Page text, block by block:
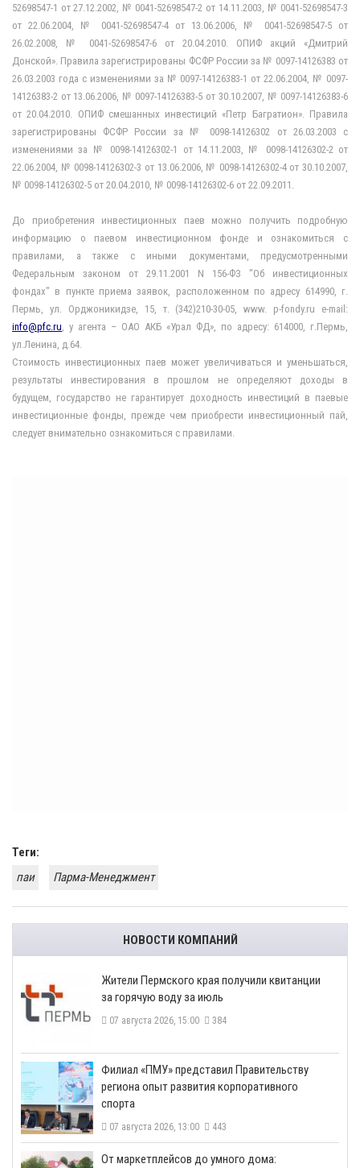
52698547-1 от 27.12.2002, № 0041-52698547-2 от 14.11.2003, № 0041-52698547-3
от 22.06.2004, № 0041-52698547-4 от 13.06.2006, № 0041-52698547-5 от
26.02.2008, № 0041-52698547-6 от 20.04.2010. ОПИФ акций «Дмитрий
Донской». Правила зарегистрированы ФСФР России за № 0097-14126383 от
26.03.2003 года с изменениями за № 0097-14126383-1 от 22.06.2004, № 0097-
14126383-2 от 13.06.2006, № 0097-14126383-5 от 30.10.2007, № 0097-14126383-6
от 20.04.2010. ОПИФ смешанных инвестиций «Петр Багратион». Правила
зарегистрированы ФСФР России за № 0098-14126302 от 26.03.2003 с
изменениями за № 0098-14126302-1 от 14.11.2003, № 0098-14126302-2 от
22.06.2004, № 0098-14126302-3 от 13.06.2006, № 0098-14126302-4 от 30.10.2007,
№ 0098-14126302-5 от 20.04.2010, № 0098-14126302-6 от 22.09.2011.
До приобретения инвестиционных паев можно получить подробную
информацию о паевом инвестиционном фонде и ознакомиться с
правилами, а также с иными документами, предусмотренными
Федеральным законом от 29.11.2001 N 156-ФЗ "Об инвестиционных
фондах" в пункте приема заявок, расположенном по адресу 614990, г.
Пермь, ул. Орджоникидзе, 15, т. (342)210-30-05, www. p-fondy.ru e-mail:
info@pfc.ru, у агента – ОАО АКБ «Урал ФД», по адресу: 614000, г.Пермь,
ул.Ленина, д.64.
Стоимость инвестиционных паев может увеличиваться и уменьшаться,
результаты инвестирования в прошлом не определяют доходы в
будущем, государство не гарантирует доходность инвестиций в паевые
инвестиционные фонды, прежде чем приобрести инвестиционный пай,
следует внимательно ознакомиться с правилами.
Теги:
паи
Парма-Менеджмент
НОВОСТИ КОМПАНИЙ
​Жители Пермского края получили квитанции
за горячую воду за июль
07 августа 2026, 15:00 384
​Филиал «ПМУ» представил Правительству
региона опыт развития корпоративного
спорта
07 августа 2026, 13:00 443
От маркетплейсов до умного дома: